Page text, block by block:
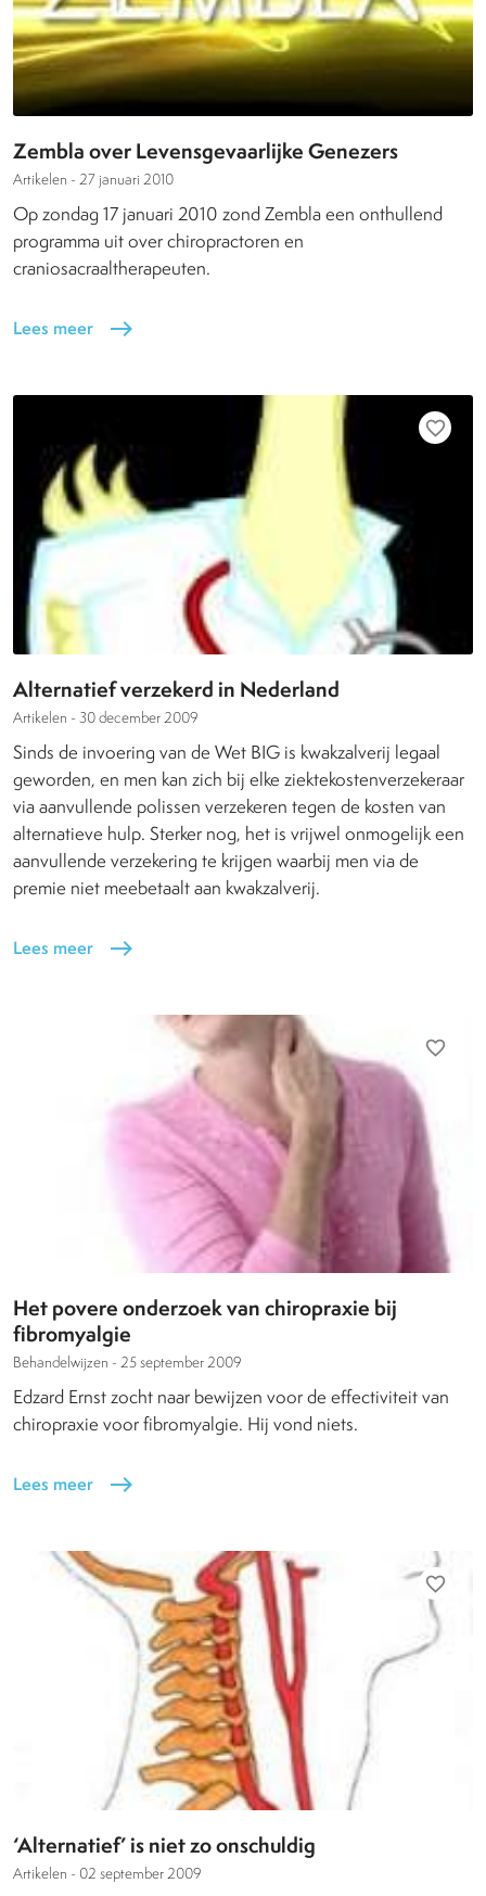
Zembla over Levensgevaarlijke Genezers
Artikelen - 27 januari 2010
Op zondag 17 januari 2010 zond Zembla een onthullend
programma uit over chiropractoren en
craniosacraaltherapeuten.
Lees meer east
favorite_border
Alternatief verzekerd in Nederland
Artikelen - 30 december 2009
Sinds de invoering van de Wet BIG is kwakzalverij legaal
geworden, en men kan zich bij elke ziektekostenverzekeraar
via aanvullende polissen verzekeren tegen de kosten van
alternatieve hulp. Sterker nog, het is vrijwel onmogelijk een
aanvullende verzekering te krijgen waarbij men via de
premie niet meebetaalt aan kwakzalverij.
Lees meer east
favorite_border
Het povere onderzoek van chiropraxie bij
fibromyalgie
Behandelwijzen - 25 september 2009
Edzard Ernst zocht naar bewijzen voor de effectiviteit van
chiropraxie voor fibromyalgie. Hij vond niets.
Lees meer east
favorite_border
‘Alternatief’ is niet zo onschuldig
Artikelen - 02 september 2009